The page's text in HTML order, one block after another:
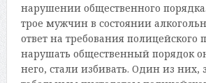
нарушении общественного
трое мужчин в состоянии
ответ на требования полицейского
нарушать общественный порядок
него, стали избивать. Один из них,